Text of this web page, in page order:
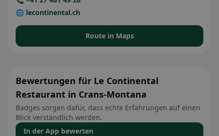
🌐 lecontinental.ch
Route in Maps
Bewertungen für Le Continental
Restaurant in Crans-Montana
Badges sorgen dafür, dass echte Erfahrungen auf einen
Blick verständlich werden.
In der App bewerten